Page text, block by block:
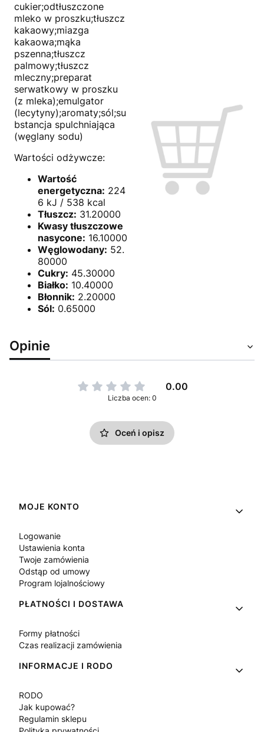
cukier;odtłuszczone
mleko w proszku;tłuszcz
kakaowy;miazga
kakaowa;mąka
pszenna;tłuszcz
palmowy;tłuszcz
mleczny;preparat
serwatkowy w proszku
(z mleka);emulgator
(lecytyny);aromaty;sól;su
bstancja spulchniająca
(węglany sodu)
Wartości odżywcze:
Wartość
energetyczna: 224
6 kJ / 538 kcal
Tłuszcz: 31.20000
Kwasy tłuszczowe
nasycone: 16.10000
Węglowodany: 52.
80000
Cukry: 45.30000
Białko: 10.40000
Błonnik: 2.20000
Sól: 0.65000
Opinie
0.00
Liczba ocen: 0
Oceń i opisz
Linki w stopce
MOJE KONTO
Logowanie
Ustawienia konta
Twoje zamówienia
Odstąp od umowy
Program lojalnościowy
PŁATNOŚCI I DOSTAWA
Formy płatności
Czas realizacji zamówienia
INFORMACJE I RODO
RODO
Jak kupować?
Regulamin sklepu